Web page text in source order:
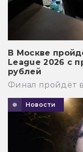
В Москве
League 2026 с
рублей
Финал пройдёт
Новости